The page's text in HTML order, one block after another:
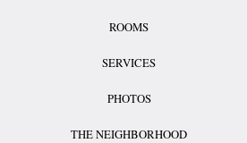
ROOMS
SERVICES
PHOTOS
THE NEIGHBORHOOD